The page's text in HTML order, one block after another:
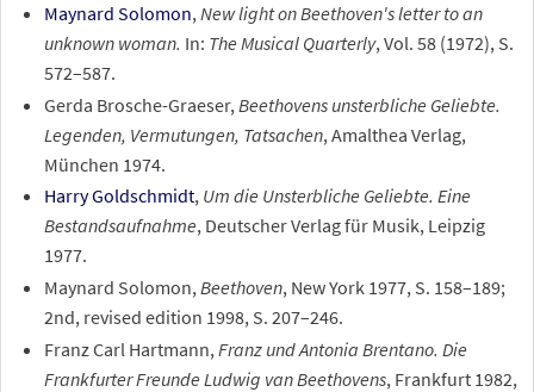
Maynard Solomon,New light on Beethoven's letter to an
unknown woman. In: The Musical Quarterly, Vol. 58 (1972), S.
572–587.
Gerda Brosche-Graeser, Beethovens unsterbliche Geliebte.
Legenden, Vermutungen, Tatsachen, Amalthea Verlag,
München 1974.
Harry Goldschmidt, Um die Unsterbliche Geliebte. Eine
Bestandsaufnahme, Deutscher Verlag für Musik, Leipzig
1977.
Maynard Solomon,Beethoven, New York 1977, S. 158–189;
2nd, revised edition 1998, S. 207–246.
Franz Carl Hartmann, Franz und Antonia Brentano. Die
Frankfurter Freunde Ludwig van Beethovens, Frankfurt 1982,